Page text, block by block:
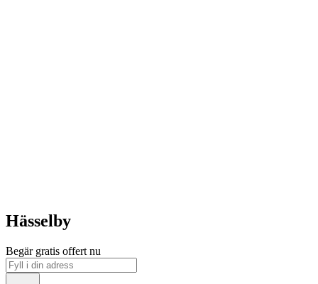
Hässelby
Begär gratis offert nu